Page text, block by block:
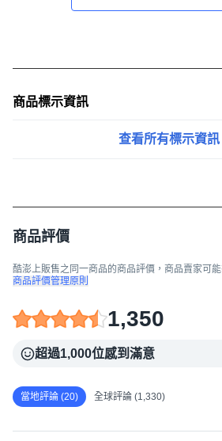
商品標示資訊
查看所有標示資訊
商品評價
酷澎上販售之同一商品的商品評價，商品賣家可能
商品評價管理原則
1,350
超過1,000位感到滿意
當地評論 (20) 全球評論 (1,330)